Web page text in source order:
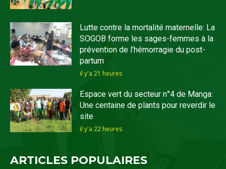
Lutte contre la mortalité maternelle: La
SOGOB forme les sages-femmes à la
prévention de l’hémorragie du post-
partum
il y'a 21 heures
Espace vert du secteur n°4 de Manga:
Une centaine de plants pour reverdir le
site
il y'a 22 heures
ARTICLES POPULAIRES